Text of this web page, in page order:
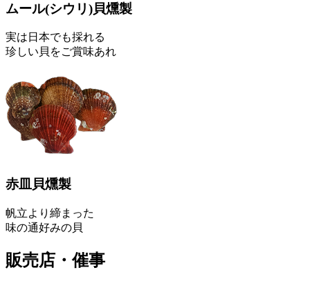
ムール(シウリ)貝燻製
実は日本でも採れる
珍しい貝をご賞味あれ
赤皿貝燻製
帆立より締まった
味の通好みの貝
販売店・催事